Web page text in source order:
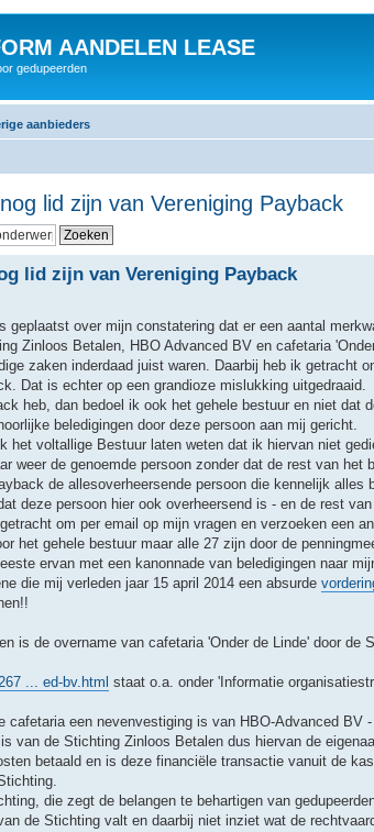
AANDELEN LEASE
gedupeerden
aanbieders
lid zijn van Vereniging Payback
lid zijn van Vereniging Payback
over mijn constatering dat er een aantal
Zinloos Betalen, HBO Advanced BV en cafetaria
zaken inderdaad juist waren. Daarbij heb ik getracht
Dat is echter op een grandioze mislukking uitgedraaid.
heb, dan bedoel ik ook het gehele bestuur en niet dat
beledigingen door deze persoon aan mij gericht.
het voltallige Bestuur laten weten dat ik hiervan niet
weer de genoemde persoon zonder dat de rest van het
de allesoverheersende persoon die kennelijk
deze persoon hier ook overheersend is - en de rest
om per email op mijn vragen en verzoeken een
het gehele bestuur maar alle 27 zijn door de
ervan met een kanonnade van beledigingen naar
die mij verleden jaar 15 april 2014 een absurde
is de overname van cafetaria 'Onder de Linde' door de
... ed-bv.html staat o.a. onder 'Informatie
cafetaria een nevenvestiging is van HBO-Advanced
van de Stichting Zinloos Betalen dus hiervan de
betaald en is deze financiële transactie vanuit de
die zegt de belangen te behartigen van
de Stichting valt en daarbij niet inziet wat de